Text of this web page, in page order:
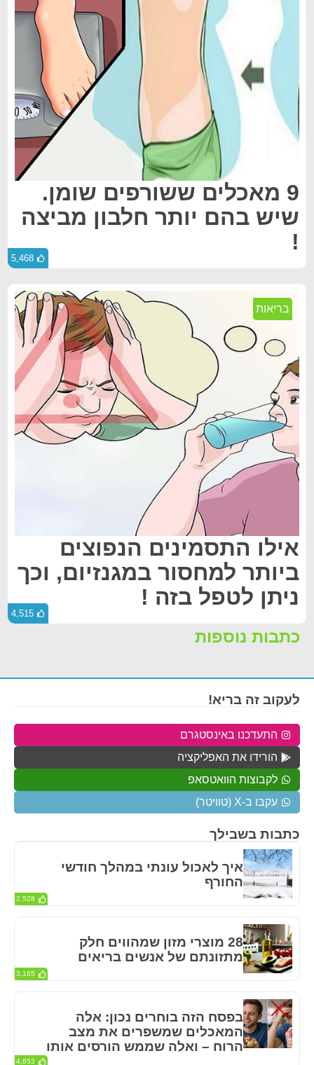
9 מאכלים ששורפים שומן.
שיש בהם יותר חלבון מביצה
!
5,468
בריאות
אילו התסמינים הנפוצים
ביותר למחסור במגנזיום, וכך
ניתן לטפל בזה !
4,515
כתבות נוספות
כתבות בשבילך
איך לאכול עונתי במהלך חודשי
החורף
2,528
28 מוצרי מזון שמהווים חלק
מתזונתם של אנשים בריאים
3,165
בפסח הזה בוחרים נכון: אלה
המאכלים שמשפרים את מצב
הרוח – ואלה שממש הורסים אותו
4,653
לעקוב זה בריא!
התעדכנו באינסטגרם
הורידו את האפליקציה
לקבוצות הוואטסאפ
עקבו ב-X (טוויטר)